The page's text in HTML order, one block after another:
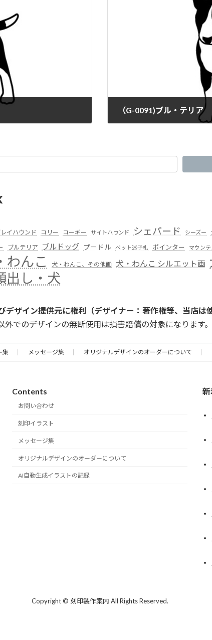
（G-0091)ブル・テリア
イハウンド コリー コーギー サイトハウンド シェパード シーズー
ブルテリア ブルドッグ プードル ペット迷子札 ポインター マウン
わんこ 犬・わんこ、その他画 犬・わんこ シルエット画
出し・犬
デザイン提供元に権利（デザイナー：著作権等、当店は
でのデザインの無断使用は損害賠償の対象になります。
集 メッセージ集 オリジナルデザインのオーダーについて
Contents
お問い合わせ
刻印イラスト
メッセージ集
オリジナルデザインのオーダーについて
AI自動生成イラストの記録
Copyright © 刻印製作案内 All Rights Reserved.